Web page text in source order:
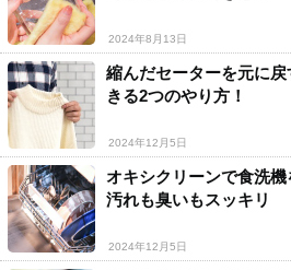
2024年8月13日
縮んだセーターを元に
きる2つのやり方！
2024年12月5日
オキシクリーンで食洗
汚れも臭いもスッキリ
2024年12月5日